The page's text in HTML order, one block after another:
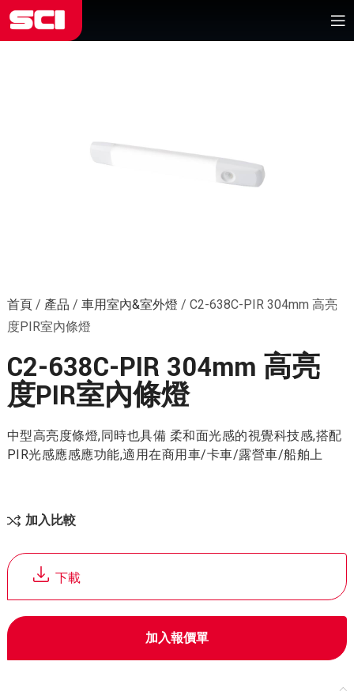
首頁/ 產品 / 車用室內&室外燈 / C2-638C-PIR 304mm 高亮
度PIR室內條燈
下載
C2-638C-PIR 304mm 高亮
度PIR室內條燈
中型高亮度條燈,同時也具備 柔和面光感的視覺科技感,搭配
PIR光感應感應功能,適用在商用車/卡車/露營車/船舶上
加入比較
加入報價單